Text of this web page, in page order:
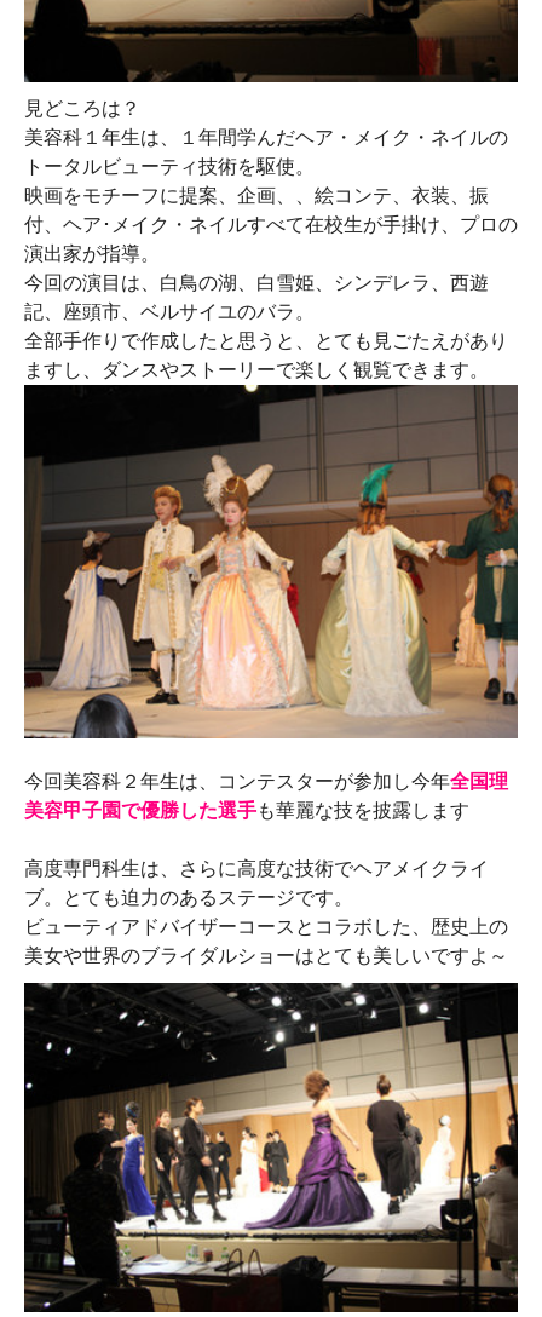
見どころは？
美容科１年生は、１年間学んだヘア・メイク・ネイルの
トータルビューティ技術を駆使。
映画をモチーフに提案、企画、、絵コンテ、衣装、振
付、ヘア･メイク・ネイルすべて在校生が手掛け、プロの
演出家が指導。
今回の演目は、白鳥の湖、白雪姫、シンデレラ、西遊
記、座頭市、ベルサイユのバラ。
全部手作りで作成したと思うと、とても見ごたえがあり
ますし、ダンスやストーリーで楽しく観覧できます。
今回美容科２年生は、コンテスターが参加し今年全国理
美容甲子園で優勝した選手も華麗な技を披露します
高度専門科生は、さらに高度な技術でヘアメイクライ
ブ。とても迫力のあるステージです。
ビューティアドバイザーコースとコラボした、歴史上の
美女や世界のブライダルショーはとても美しいですよ～